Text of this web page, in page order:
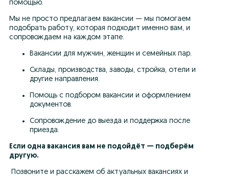
помощью.
Мы не просто предлагаем вакансии — мы помогаем
подобрать работу, которая подходит именно вам, и
сопровождаем на каждом этапе.
Вакансии для мужчин, женщин и семейных пар.
Склады, производства, заводы, стройка, отели и
другие направления.
Помощь с подбором вакансии и оформлением
документов.
Сопровождение до выезда и поддержка после
приезда.
Если одна вакансия вам не подойдёт — подберём
другую.